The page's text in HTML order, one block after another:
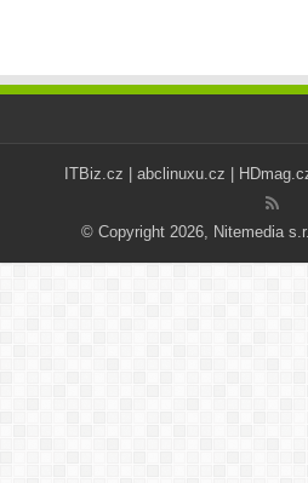
ITBiz.cz abclinuxu.cz
© Copyright 2026, Nitemedia